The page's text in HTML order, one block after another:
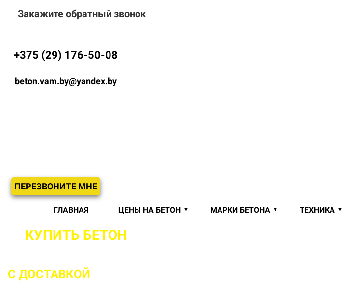
Закажите обратный звонок
+375 (29) 176-50-08
beton.vam.by@yandex.by
ПЕРЕЗВОНИТЕ МНЕ
ГЛАВНАЯ ЦЕНЫ НА БЕТОН МАРКИ БЕТОНА ТЕХНИКА
КУПИТЬ БЕТОН
С ДОСТАВКОЙ